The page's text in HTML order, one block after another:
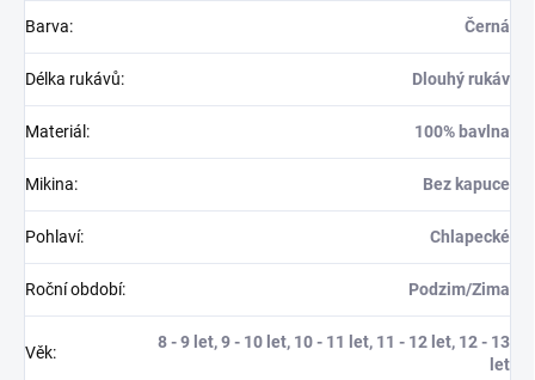
Barva: Černá
Délka rukávů: Dlouhý rukáv
Materiál : 100% bavlna
Mikina: Bez kapuce
Pohlaví: Chlapecké
Roční období: Podzim/Zima
Věk:
8 - 9 let, 9 - 10 let, 10 - 11 let, 11 - 12 let, 12 - 13
let